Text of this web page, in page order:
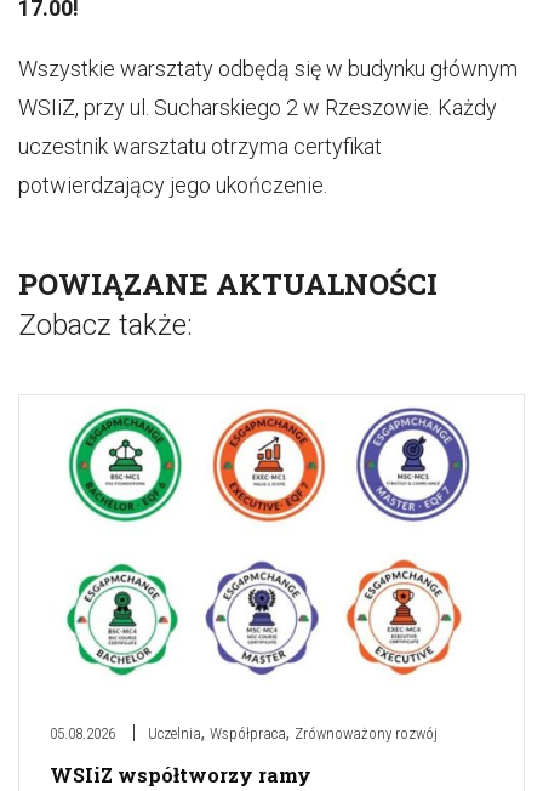
17.00!
Wszystkie warsztaty odbędą się w budynku głównym
WSIiZ, przy ul. Sucharskiego 2 w Rzeszowie. Każdy
uczestnik warsztatu otrzyma certyfikat
potwierdzający jego ukończenie.
POWIĄZANE AKTUALNOŚCI
Zobacz także:
05.08.2026 Uczelnia, Współpraca, Zrównoważony rozwój
WSIiZ współtworzy ramy